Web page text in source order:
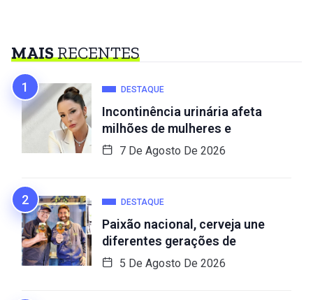
MAISRECENTES
DESTAQUE
Incontinência urinária afeta
milhões de mulheres e
7 De Agosto De 2026
DESTAQUE
Paixão nacional, cerveja une
diferentes gerações de
5 De Agosto De 2026